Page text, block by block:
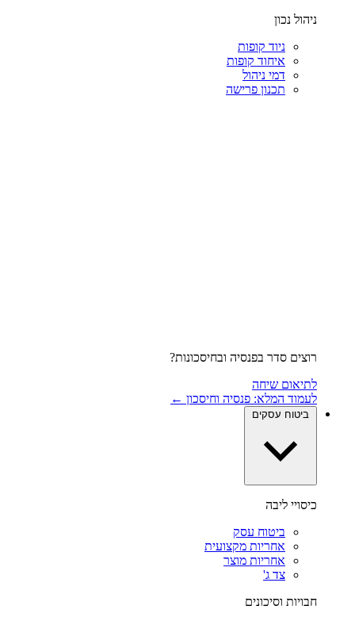
ניהול נכון
ניוד קופות
איחוד קופות
דמי ניהול
תכנון פרישה
רוצים סדר בפנסיה ובחיסכונות?
לתיאום שיחה
לעמוד המלא: פנסיה וחיסכון ←
ביטוח עסקים
כיסויי ליבה
ביטוח עסק
אחריות מקצועית
אחריות מוצר
צד ג'
חבויות וסיכונים